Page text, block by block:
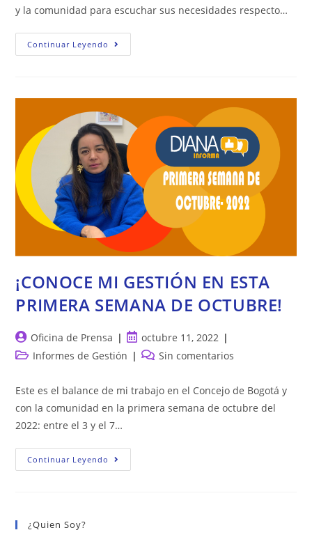
y la comunidad para escuchar sus necesidades respecto…
Continuar Leyendo CON
ARMAS
DEL
BARRIO
SOSIEGO,
EN
LA
LOCALIDAD
DE
SAN
CRISTÓBAL
¡CONOCE MI GESTIÓN EN ESTA
PRIMERA SEMANA DE OCTUBRE!
Autor
de
Oficina de Prensa
Publicación
de
la
octubre 11, 2022
Categoría
entrada:
Informes de Gestión
Comentarios
la
entrada:
Sin comentarios
Este es el balance de mi trabajo en el Concejo de Bogotá y
con la comunidad en la primera semana de octubre del
2022: entre el 3 y el 7…
Continuar Leyendo ¡CONOCE
MI
¿Quien Soy?